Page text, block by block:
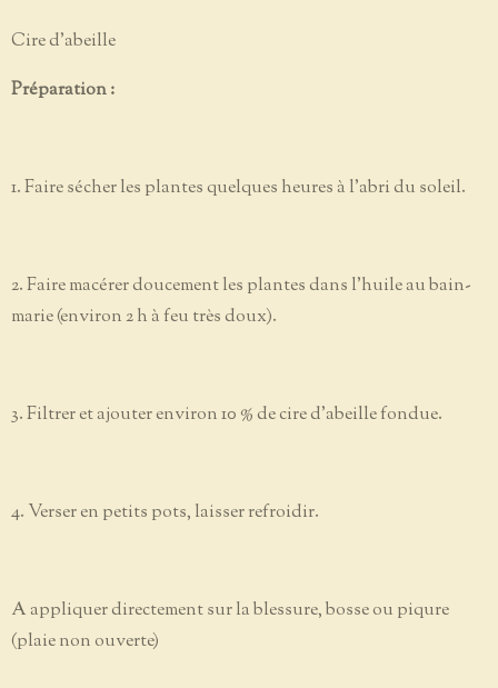
Cire d’abeille
Préparation :
1. Faire sécher les plantes quelques heures à l’abri du soleil.
2. Faire macérer doucement les plantes dans l’huile au bain-
marie (environ 2 h à feu très doux).
3. Filtrer et ajouter environ 10 % de cire d’abeille fondue.
4. Verser en petits pots, laisser refroidir.
A appliquer directement sur la blessure, bosse ou piqure
(plaie non ouverte)